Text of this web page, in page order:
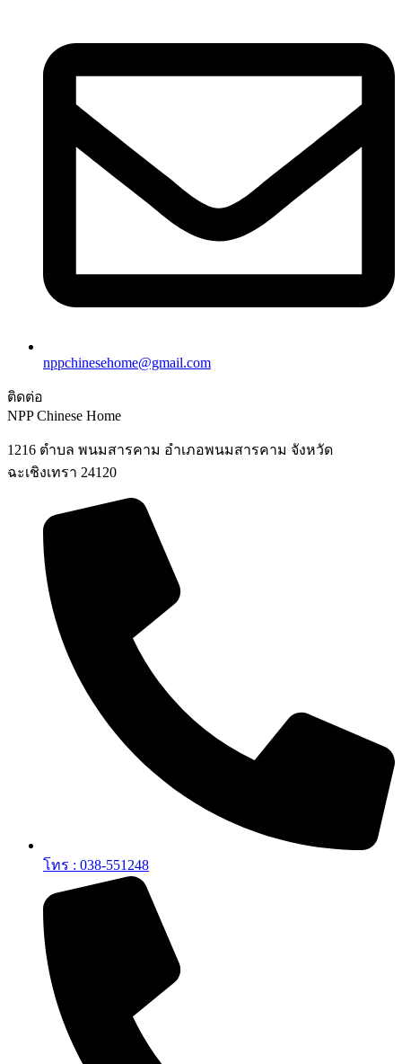
nppchinesehome@gmail.com
ติดต่อ
NPP Chinese Home
1216 ตำบล พนมสารคาม อำเภอพนมสารคาม จังหวัด
ฉะเชิงเทรา 24120
โทร : 038-551248